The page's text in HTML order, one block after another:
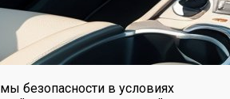
безопасности в условиях